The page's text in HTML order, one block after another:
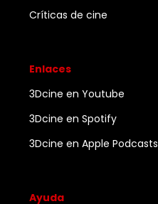
Críticas de cine
Enlaces
3Dcine en Youtube
3Dcine en Spotify
3Dcine en Apple Podcasts
Ayuda